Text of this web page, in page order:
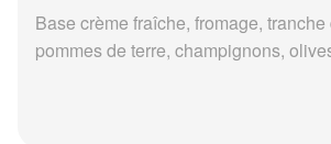
Base crème fraîche, fromage,
pommes de terre, champignons,